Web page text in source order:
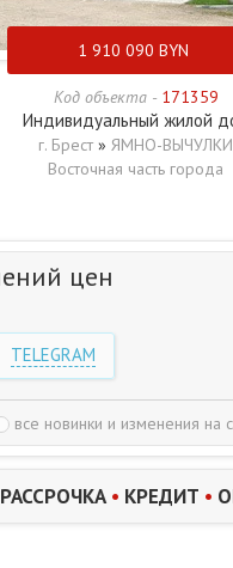
1 910 090 BYN
Код объекта - 171359
Индивидуальный жилой
г. Брест » ЯМНО-ВЫЧУЛКИ
Восточная часть города
цен
TELEGRAM
все новинки и изменения на
• КРЕДИТ •